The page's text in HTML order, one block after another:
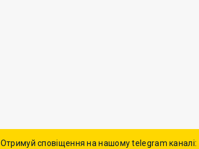
Отримуй сповіщення на нашому telegram каналі: